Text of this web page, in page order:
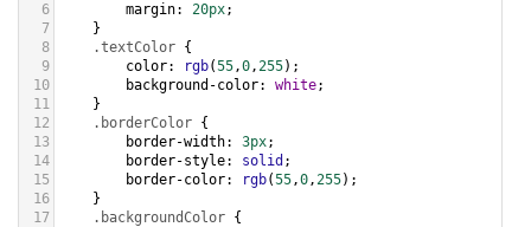
6
margin: 20px;
7
}
8
.textColor {
9
color: rgb(55,0,255);
10
background-color: white;
11
}
12
.borderColor {
13
border-width: 3px;
14
border-style: solid ;
15
border-color: rgb(55,0,255);
16
}
17
.backgroundColor {